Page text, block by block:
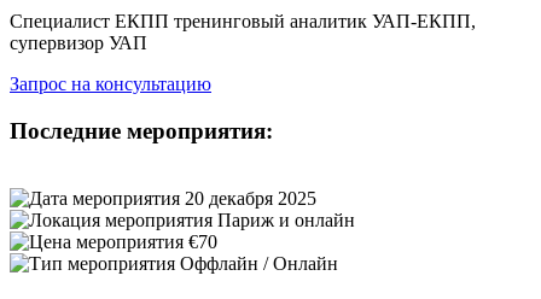
Специалист ЕКПП тренинговый аналитик УАП-ЕКПП,
супервизор УАП
Запрос на консультацию
Последние мероприятия:
20 декабря 2025
Париж и онлайн
€70
Оффлайн / Онлайн